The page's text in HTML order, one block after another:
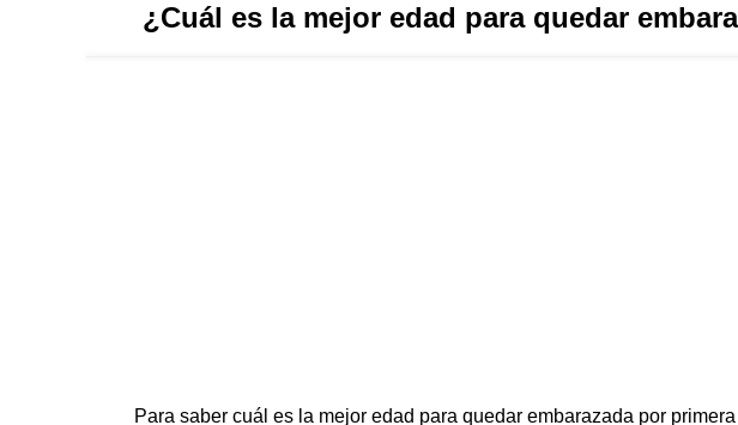
¿Cuál es la mejor edad para quedar
Para saber cuál es la mejor edad para quedar embarazada por